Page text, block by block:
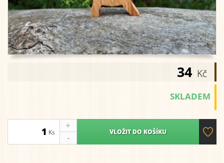
34 Kč
SKLADEM
Ks
+
-
VLOŽIT DO KOŠÍKU